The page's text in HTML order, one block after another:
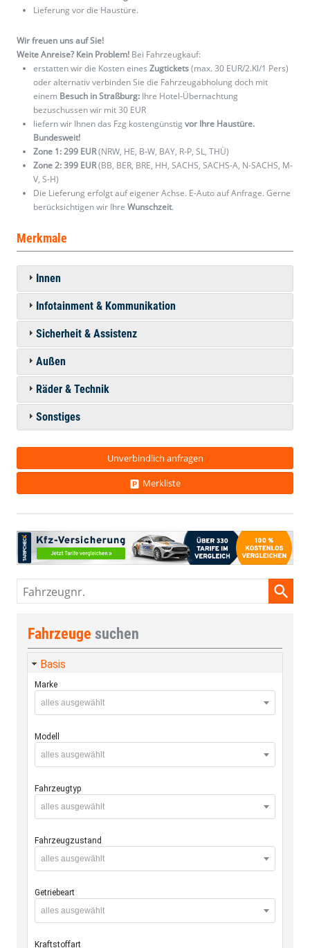
Lieferung vor die Haustüre.
Wir freuen uns auf Sie!
Weite Anreise? Kein Problem! Bei Fahrzeugkauf:
erstatten wir die Kosten eines Zugtickets(max. 30 EUR/2.Kl/1 Pers)
oder alternativ verbinden Sie die Fahrzeugabholung doch mit
einem Besuch in Straßburg: Ihre Hotel-Übernachtung
bezuschussen wir mit 30 EUR
liefern wir Ihnen das Fzg kostengünstig vor Ihre Haustüre.
Bundesweit!
Zone 1: 299 EUR(NRW, HE, B-W, BAY, R-P, SL, THÜ)
Zone 2: 399 EUR(BB, BER, BRE, HH, SACHS, SACHS-A, N-SACHS, M-
V, S-H)
Die Lieferung erfolgt auf eigener Achse. E-Auto auf Anfrage. Gerne
berücksichtigen wir Ihre Wunschzeit.
Merkmale
Innen
Infotainment & Kommunikation
Sicherheit & Assistenz
Außen
Räder & Technik
Sonstiges
Unverbindlich anfragen
Merkliste
Fahrzeugnr.
Fahrzeuge suchen
Basis
Marke
alles ausgewählt
Modell
alles ausgewählt
Fahrzeugtyp
alles ausgewählt
Fahrzeugzustand
alles ausgewählt
Getriebeart
alles ausgewählt
Kraftstoffart